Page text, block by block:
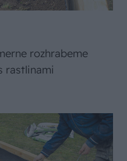
rozhrabeme
rastlinami